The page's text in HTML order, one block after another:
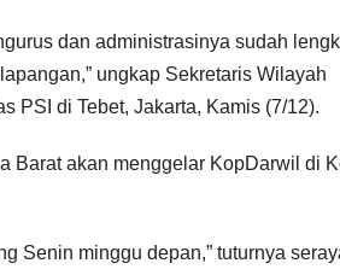
dan administrasinya sudah
ungkap Sekretaris Wilayah
PSI di Tebet, Jakarta, Kamis (7/12).
Barat akan menggelar KopDarwil di
Senin minggu depan,” tuturnya